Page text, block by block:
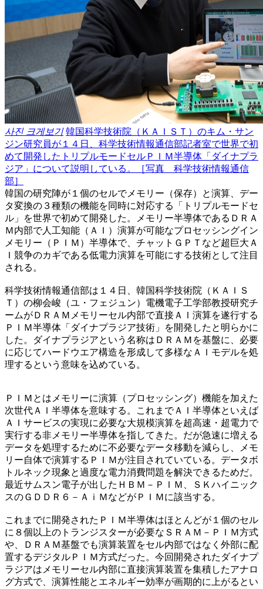
사진 크게보기 韓国科学技術院（ＫＡＩＳＴ）のキム・サン
ジン研究員が１４日、科学技術情報通信部記者室で世界で初
めて開発したトリプルモードセルＰＩＭ半導体「ダイナプラ
ジア」について説明している。［写真 科学技術情報通信
部］
韓国の研究陣が１個のセルでメモリー（保存）と演算、デー
タ変換の３種類の機能を同時に対応する「トリプルモードセ
ル」を世界で初めて開発した。メモリー半導体であるＤＲＡ
Ｍ内部で人工知能（ＡＩ）演算が可能なプロセッシングイン
メモリー（ＰＩＭ）半導体で、チャットＧＰＴなど超巨大Ａ
Ｉ競争のカギである低電力演算を可能にする技術として注目
される。
科学技術情報通信部は１４日、韓国科学技術院（ＫＡＩＳ
Ｔ）の柳会峻（ユ・フェジュン）電機電子工学部教授研究チ
ームがＤＲＡＭメモリーセル内部で直接ＡＩ演算を遂行する
ＰＩＭ半導体「ダイナプラジア技術」を開発したと明らかに
した。ダイナプラジアという名称はＤＲＡＭを基盤に、必要
に応じてハードウエア構造を形成して多様なＡＩモデルを処
理するという意味を込めている。
ＰＩＭとはメモリーに演算（プロセッシング）機能を加えた
次世代ＡＩ半導体を意味する。これまでＡＩ半導体といえば
ＡＩサービスの実現に必要な大規模演算を超高速・超電力で
実行する非メモリー半導体を指してきた。だが急速に増える
データを処理するために不必要なデータ移動を減らし、メモ
リー自体で演算するＰＩＭが注目されていている。データボ
トルネック現象と過度な電力消費問題を解決できるためだ。
最近サムスン電子が出したＨＢＭ－ＰＩＭ、ＳＫハイニック
スのＧＤＤＲ６－ＡｉＭなどがＰＩＭに該当する。
これまでに開発されたＰＩＭ半導体はほとんどが１個のセル
に８個以上のトランジスターが必要なＳＲＡＭ－ＰＩＭ方式
や、ＤＲＡＭ基盤でも演算装置をセル内部ではなく外部に配
置するデジタルＰＩＭ方式だった。今回開発されたダイナプ
ラジアはメモリーセル内部に直接演算装置を集積したアナロ
グ方式で、演算性能とエネルギー効率が画期的に上がるとい